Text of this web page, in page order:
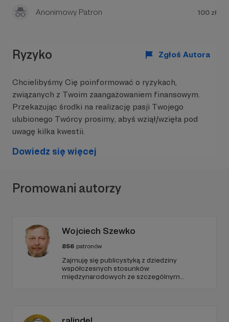
Anonimowy Patron 100 zł
Ryzyko Zgłoś Autora
Chcielibyśmy Cię poinformować o ryzykach,
związanych z Twoim zaangażowaniem finansowym.
Przekazując środki na realizację pasji Twojego
ulubionego Twórcy prosimy, abyś wziął/wzięła pod
uwagę kilka kwestii.
Dowiedz się więcej
Promowani autorzy
Wojciech Szewko
856 patronów
Zajmuję się publicystyką z dziedziny
współczesnych stosunków
międzynarodowych ze szczególnym